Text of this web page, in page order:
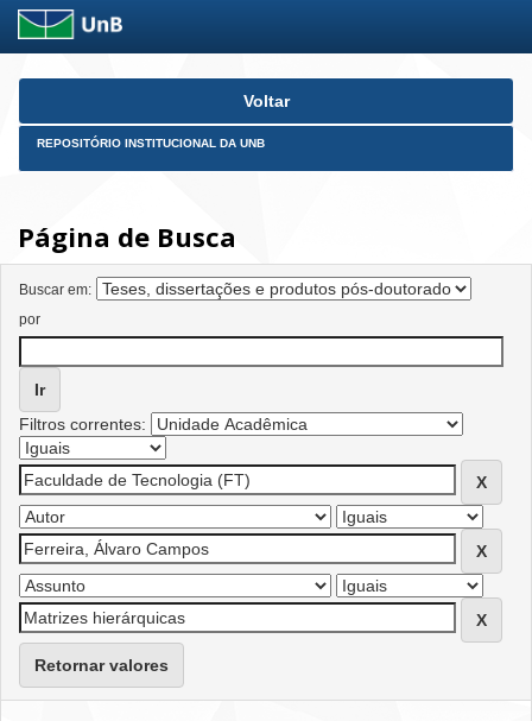
Skip
Voltar
REPOSITÓRIO INSTITUCIONAL DA UNB
Página de Busca
Buscar em:
por
Filtros correntes:
Retornar valores